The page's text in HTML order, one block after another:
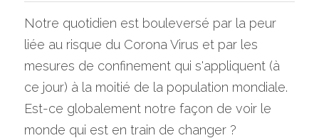
Notre quotidien est bouleversé par la peur
liée au risque du Corona Virus et par les
mesures de confinement qui s'appliquent (à
ce jour) à la moitié de la population mondiale.
Est-ce globalement notre façon de voir le
monde qui est en train de changer ?